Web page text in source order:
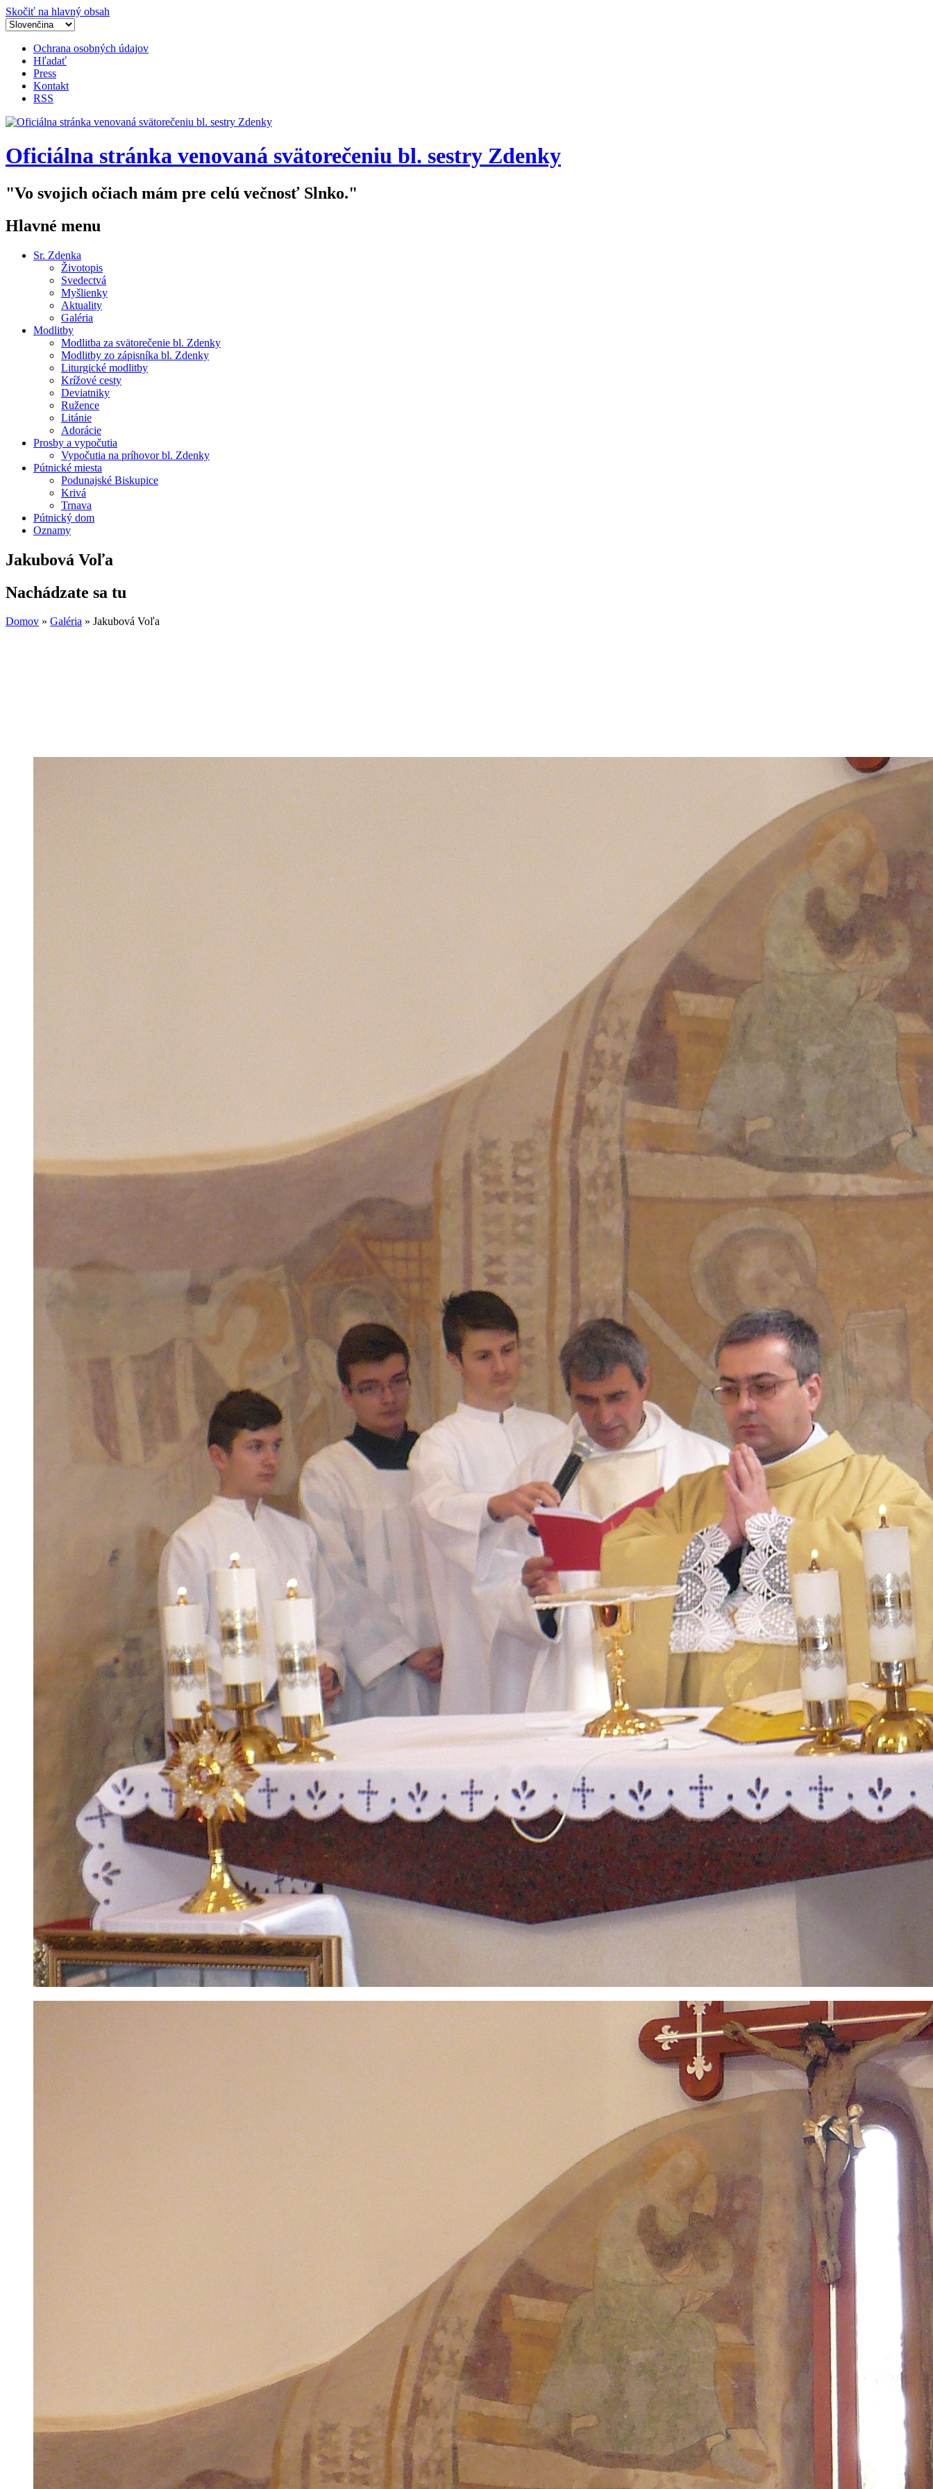
Skočiť na hlavný obsah
Ochrana osobných údajov
Hľadať
Press
Kontakt
RSS
Oficiálna stránka venovaná svätorečeniu bl. sestry Zdenky
"Vo svojich očiach mám pre celú večnosť Slnko."
Hlavné menu
Sr. Zdenka
Životopis
Svedectvá
Myšlienky
Aktuality
Galéria
Modlitby
Modlitba za svätorečenie bl. Zdenky
Modlitby zo zápisníka bl. Zdenky
Liturgické modlitby
Krížové cesty
Deviatniky
Ružence
Litánie
Adorácie
Prosby a vypočutia
Vypočutia na príhovor bl. Zdenky
Pútnické miesta
Podunajské Biskupice
Krivá
Trnava
Pútnický dom
Oznamy
Jakubová Voľa
Nachádzate sa tu
Domov » Galéria » Jakubová Voľa